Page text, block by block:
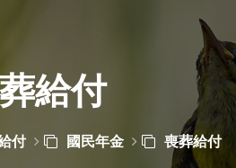
給付
付 國民年金 喪葬給付